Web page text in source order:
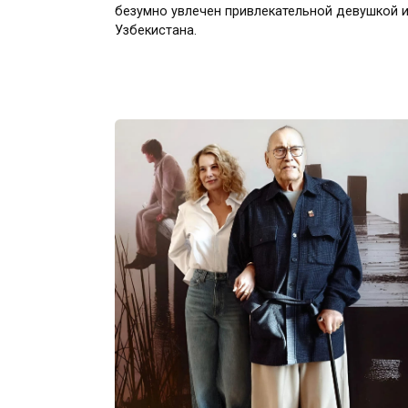
безумно увлечен привлекательной девушкой
Узбекистана.